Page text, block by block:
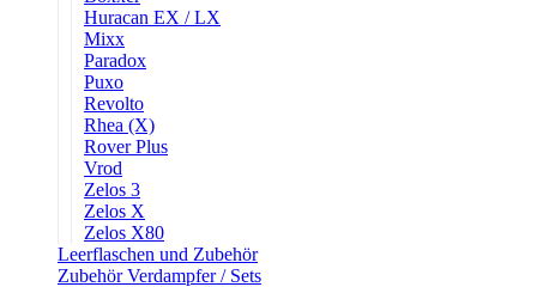
Huracan EX / LX
Mixx
Paradox
Puxo
Revolto
Rhea (X)
Rover Plus
Vrod
Zelos 3
Zelos X
Zelos X80
Leerflaschen und Zubehör
Zubehör Verdampfer / Sets